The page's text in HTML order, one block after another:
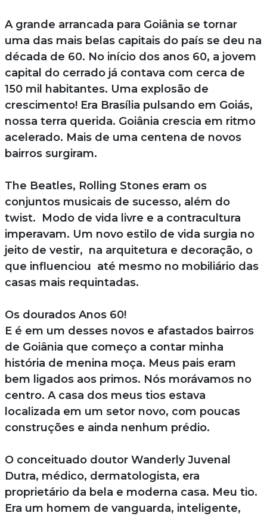
A grande arrancada para Goiânia se tornar
uma das mais belas capitais do país se deu na
década de 60. No início dos anos 60, a jovem
capital do cerrado já contava com cerca de
150 mil habitantes. Uma explosão de
crescimento! Era Brasília pulsando em Goiás,
nossa terra querida. Goiânia crescia em ritmo
acelerado. Mais de uma centena de novos
bairros surgiram.
The Beatles, Rolling Stones eram os
conjuntos musicais de sucesso, além do
twist. Modo de vida livre e a contracultura
imperavam. Um novo estilo de vida surgia no
jeito de vestir, na arquitetura e decoração, o
que influenciou até mesmo no mobiliário das
casas mais requintadas.
Os dourados Anos 60!
E é em um desses novos e afastados bairros
de Goiânia que começo a contar minha
história de menina moça. Meus pais eram
bem ligados aos primos. Nós morávamos no
centro. A casa dos meus tios estava
localizada em um setor novo, com poucas
construções e ainda nenhum prédio.
O conceituado doutor Wanderly Juvenal
Dutra, médico, dermatologista, era
proprietário da bela e moderna casa. Meu tio.
Era um homem de vanguarda, inteligente,